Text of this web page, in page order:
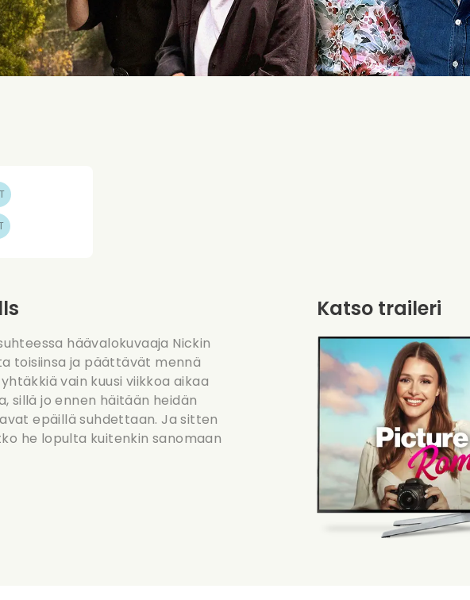
häävalokuvaaja Nickin
toisiinsa ja päättävät mennä
vain kuusi viikkoa aikaa
sillä jo ennen häitään heidän
epäillä suhdettaan. Ja sitten
he lopulta kuitenkin sanomaan
Katso traileri